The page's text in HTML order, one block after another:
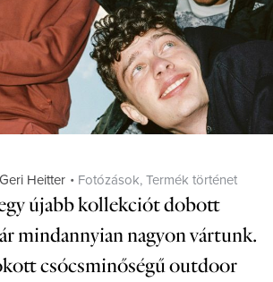
Geri Heitter Categories
Fotózások, Termék történet
újabb kollekciót dobott
mindannyian nagyon vártunk.
csócsminőségű outdoor